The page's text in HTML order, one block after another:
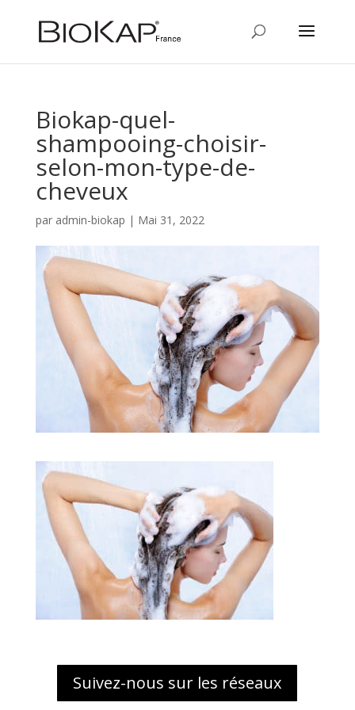
Biokap-quel-
shampooing-choisir-
selon-mon-type-de-
cheveux
par admin-biokap | Mai 31, 2022
Suivez-nous sur les réseaux